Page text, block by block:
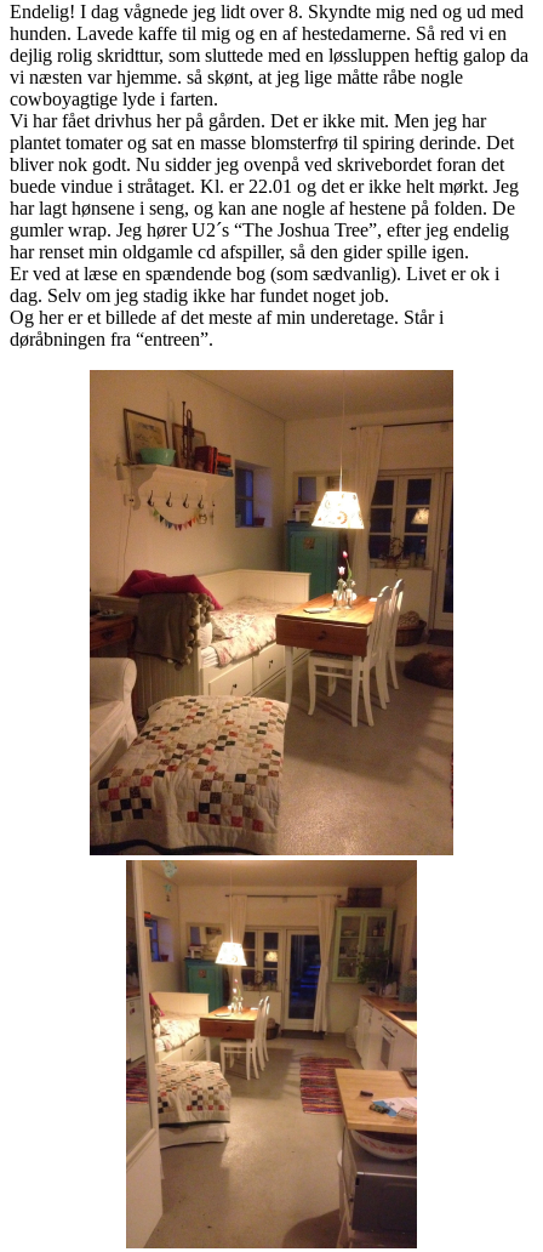
Endelig! I dag vågnede jeg lidt over 8. Skyndte mig ned og ud med
hunden. Lavede kaffe til mig og en af hestedamerne. Så red vi en
dejlig rolig skridttur, som sluttede med en løssluppen heftig galop da
vi næsten var hjemme. så skønt, at jeg lige måtte råbe nogle
cowboyagtige lyde i farten.
Vi har fået drivhus her på gården. Det er ikke mit. Men jeg har
plantet tomater og sat en masse blomsterfrø til spiring derinde. Det
bliver nok godt. Nu sidder jeg ovenpå ved skrivebordet foran det
buede vindue i stråtaget. Kl. er 22.01 og det er ikke helt mørkt. Jeg
har lagt hønsene i seng, og kan ane nogle af hestene på folden. De
gumler wrap. Jeg hører U2´s “The Joshua Tree”, efter jeg endelig
har renset min oldgamle cd afspiller, så den gider spille igen.
Er ved at læse en spændende bog (som sædvanlig). Livet er ok i
dag. Selv om jeg stadig ikke har fundet noget job.
Og her er et billede af det meste af min underetage. Står i
døråbningen fra “entreen”.